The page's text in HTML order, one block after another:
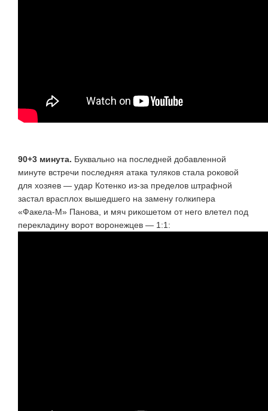
90+3 минута. Буквально на последней добавленной
минуте встречи последняя атака туляков стала роковой
для хозяев — удар Котенко из-за пределов штрафной
застал врасплох вышедшего на замену голкипера
«Факела-М» Панова, и мяч рикошетом от него влетел под
перекладину ворот воронежцев — 1:1: